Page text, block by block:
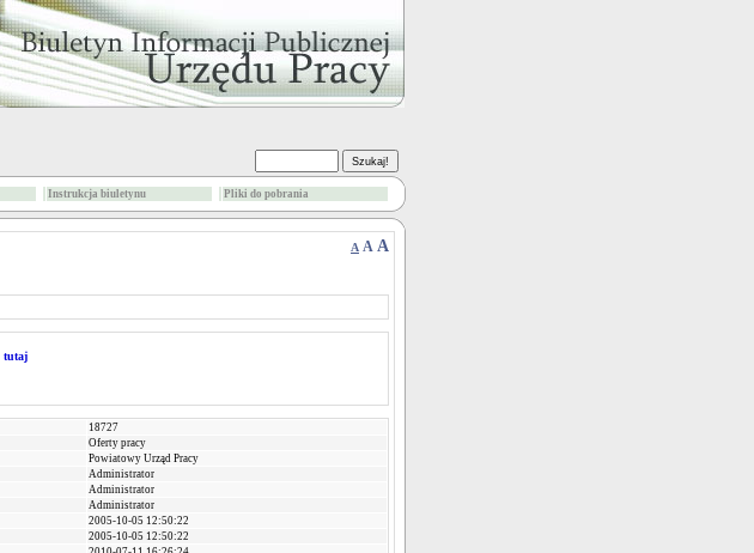
Instrukcja biuletynu Pliki do pobrania
A A A
tutaj
18727
Oferty pracy
Powiatowy Urząd Pracy
Administrator
Administrator
Administrator
2005-10-05 12:50:22
2005-10-05 12:50:22